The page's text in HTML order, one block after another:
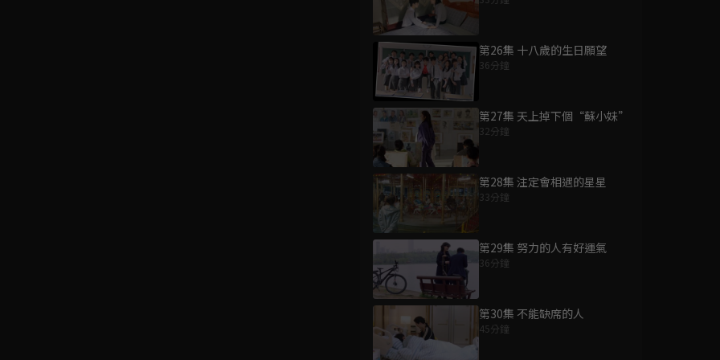
第26集 十八歲的生日願望
36分鐘
第27集 天上掉下個“蘇小妹”
32分鐘
第28集 注定會相遇的星星
33分鐘
第29集 努力的人有好運氣
36分鐘
第30集 不能缺席的人
45分鐘